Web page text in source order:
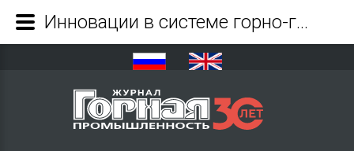
Инновации в системе горно-геологического образования - Журнал Горная промышленность